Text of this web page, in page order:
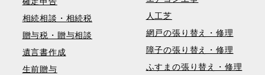
相続相談・相続税
贈与税・贈与相談
遺言書作成
生前贈与
人工芝
網戸の張り替え・修理
障子の張り替え・修理
ふすまの張り替え・修理